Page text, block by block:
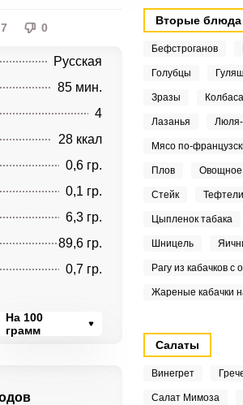
7 0
Русская
85 мин.
4
28 ккал
0,6 гр.
0,1 гр.
6,3 гр.
89,6 гр.
0,7 гр.
На 100
грамм
Вторые блюда
Бефстроганов
Голубцы Гуляш
Зразы
Лазанья Люля-
Мясо по-
Плов Овощное
Стейк Тефтели
Цыпленок табака
Шницель
Рагу из кабачков
Жареные кабачки
Салаты
Винегрет
Салат Мимоза